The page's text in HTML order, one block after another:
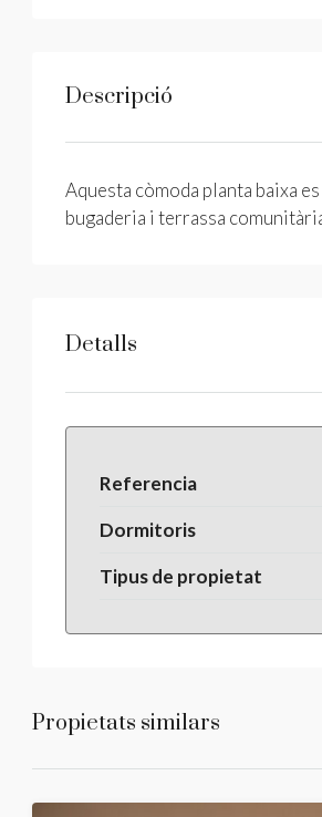
Descripció
Aquesta còmoda planta baixa
bugaderia i terrassa
Detalls
Referencia
Dormitoris
Tipus de propietat
Propietats similars